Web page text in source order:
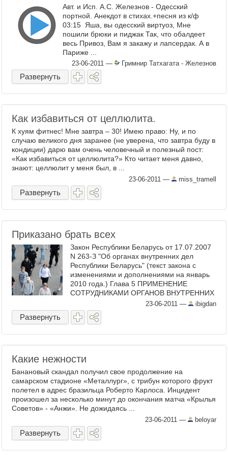
Авт. и Исп. А.С. Железнов - Одесский
портной. Анекдот в стихах.+песня из к/ф
03:15 Яша, вы одесский виртуоз, Мне
пошили брюки и пиджак Так, что обалдеет
весь Привоз, Вам я закажу и лапсердак. А в
Париже ...
23-06-2011 — Гримнир Татхагата - Железнов
Развернуть
Как избавиться от целлюлита.
К хуям фитнес! Мне завтра – 30! Имею право: Ну, и по
случаю великого дня заранее (не уверена, что завтра буду в
кондиции) дарю вам очень человечный и полезный пост:
«Как избавиться от целлюлита?» Кто читает меня давно,
знают: целлюлит у меня был, в ...
23-06-2011 — miss_tramell
Развернуть
Приказано брать всех
Закон Республики Беларусь от 17.07.2007
N 263-З "Об органах внутренних дел
Республики Беларусь" (текст закона с
изменениями и дополнениями на январь
2010 года.) Глава 5 ПРИМЕНЕНИЕ
СОТРУДНИКАМИ ОРГАНОВ ВНУТРЕННИХ
ДЕЛ ФИЗИЧЕСКОЙ СИЛЫ, СПЕЦИАЛЬНЫХ
СРЕДСТВ, ...
23-06-2011 — ibigdan
Развернуть
Какие нежности
Банановый скандал получил свое продолжение на
самарском стадионе «Металлург», с трибун которого фрукт
полетел в адрес бразильца Роберто Карлоса. Инцидент
произошел за несколько минут до окончания матча «Крылья
Советов» - «Анжи». Не дожидаясь ...
23-06-2011 — beloyar
Развернуть